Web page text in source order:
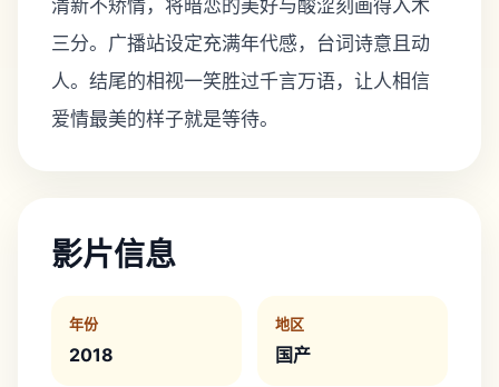
清新不矫情，将暗恋的美好与酸涩刻画得入木
三分。广播站设定充满年代感，台词诗意且动
人。结尾的相视一笑胜过千言万语，让人相信
爱情最美的样子就是等待。
影片信息
年份
2018
地区
国产